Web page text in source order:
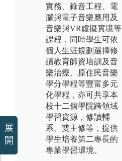
實務、錄音工程、電
腦與電子音樂應用及
音樂與VR虛擬實境等
課程，同時學生可依
個人生涯規劃選擇修
讀教育師資培訓及音
樂治療、原住民音樂
學分學程等豐富多元
化學程，亦可共享本
校十二個學院跨領域
學習資源，修讀輔
系、雙主修等，提供
學生培養第二專長的
專業學習環境。
展
開